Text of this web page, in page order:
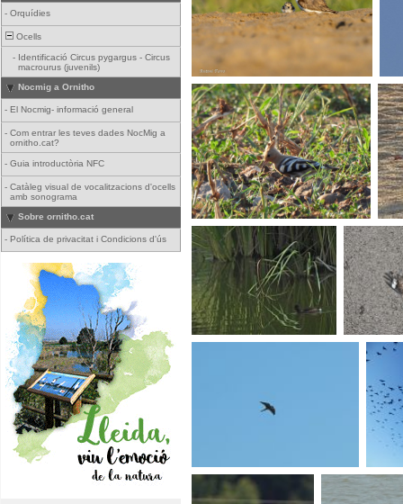
- Orquídies
Ocells
- Identificació Circus pygargus - Circus
macrourus (juvenils)
Nocmig a Ornitho
- El Nocmig- informació general
- Com entrar les teves dades NocMig a
ornitho.cat?
- Guia introductòria NFC
- Catàleg visual de vocalitzacions d'ocells
amb sonograma
Sobre ornitho.cat
- Política de privacitat i Condicions d'ús